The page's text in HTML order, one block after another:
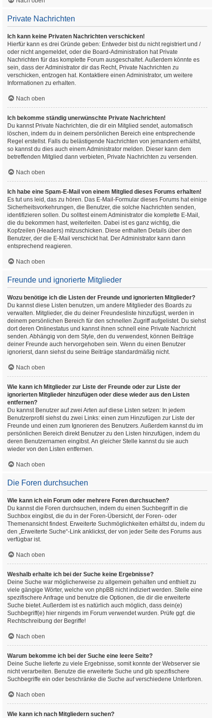
Private Nachrichten
Ich kann keine Privaten Nachrichten verschicken!
Hierfür kann es drei Gründe geben: Entweder bist du nicht registriert und /
oder nicht angemeldet, oder die Board-Administration hat Private
Nachrichten für das komplette Forum ausgeschaltet. Außerdem könnte es
sein, dass der Administrator dir das Recht, Private Nachrichten zu
verschicken, entzogen hat. Kontaktiere einen Administrator, um weitere
Informationen zu erhalten.
Nach oben
Ich bekomme ständig unerwünschte Private Nachrichten!
Du kannst Private Nachrichten, die dir ein Mitglied sendet, automatisch
löschen, indem du in deinem persönlichen Bereich eine entsprechende
Regel erstellst. Falls du belästigende Nachrichten von jemandem erhältst,
so kannst du dies auch einem Administrator melden. Dieser kann dem
betreffenden Mitglied dann verbieten, Private Nachrichten zu versenden.
Nach oben
Ich habe eine Spam-E-Mail von einem Mitglied dieses Forums erhalten!
Es tut uns leid, das zu hören. Das E-Mail-Formular dieses Forums hat einige
Sicherheitsvorkehrungen, die Benutzer, die solche Nachrichten senden,
identifizieren sollen. Du solltest einem Administrator die komplette E-Mail,
die du bekommen hast, weiterleiten. Dabei ist es ganz wichtig, die
Kopfzeilen (Headers) mitzuschicken. Diese enthalten Details über den
Benutzer, der die E-Mail verschickt hat. Der Administrator kann dann
entsprechend reagieren.
Nach oben
Freunde und ignorierte Mitglieder
Wozu benötige ich die Listen der Freunde und ignorierten Mitglieder?
Du kannst diese Listen benutzen, um andere Mitglieder des Boards zu
verwalten. Mitglieder, die du deiner Freundesliste hinzufügst, werden in
deinem persönlichen Bereich für den schnellen Zugriff aufgelistet. Du siehst
dort deren Onlinestatus und kannst ihnen schnell eine Private Nachricht
senden. Abhängig von dem Style, den du verwendest, können Beiträge
deiner Freunde auch hervorgehoben sein. Wenn du einen Benutzer
ignorierst, dann siehst du seine Beiträge standardmäßig nicht.
Nach oben
Wie kann ich Mitglieder zur Liste der Freunde oder zur Liste der
ignorierten Mitglieder hinzufügen oder diese wieder aus den Listen
entfernen?
Du kannst Benutzer auf zwei Arten auf diese Listen setzen: In jedem
Benutzerprofil siehst du zwei Links: einen zum Hinzufügen zur Liste der
Freunde und einen zum Ignorieren des Benutzers. Außerdem kannst du im
persönlichen Bereich direkt Benutzer zu den Listen hinzufügen, indem du
deren Benutzernamen eingibst. An gleicher Stelle kannst du sie auch
wieder von den Listen entfernen.
Nach oben
Die Foren durchsuchen
Wie kann ich ein Forum oder mehrere Foren durchsuchen?
Du kannst die Foren durchsuchen, indem du einen Suchbegriff in die
Suchbox eingibst, die du in der Foren-Übersicht, der Foren- oder
Themenansicht findest. Erweiterte Suchmöglichkeiten erhältst du, indem du
den „Erweiterte Suche“-Link anklickst, der von jeder Seite des Forums aus
verfügbar ist.
Nach oben
Weshalb erhalte ich bei der Suche keine Ergebnisse?
Deine Suche war möglicherweise zu allgemein gehalten und enthielt zu
viele gängige Wörter, welche von phpBB nicht indiziert werden. Stelle eine
spezifischere Anfrage und benutze die Optionen, die dir die erweiterte
Suche bietet. Außerdem ist es natürlich auch möglich, dass dein(e)
Suchbegriff(e) hier nirgends im Forum verwendet wurden. Prüfe ggf. die
Rechtschreibung der Begriffe!
Nach oben
Warum bekomme ich bei der Suche eine leere Seite?
Deine Suche lieferte zu viele Ergebnisse, somit konnte der Webserver sie
nicht verarbeiten. Benutze die erweiterte Suche und gib spezifischere
Suchbegriffe ein oder beschränke die Suche auf verschiedene Unterforen.
Nach oben
Wie kann ich nach Mitgliedern suchen?